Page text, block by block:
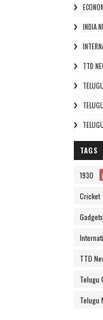
INDIA
TTD
TAGS
1930
Cricket
Gadgets
TTD
Telugu
Telugu